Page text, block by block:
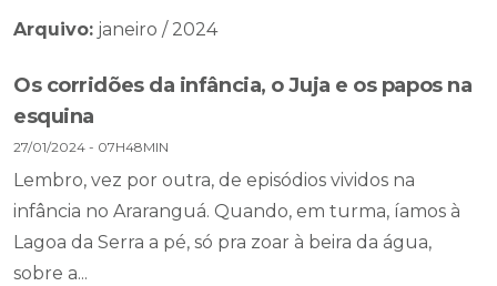
Arquivo: janeiro / 2024
Os corridões da infância, o Juja e os papos na
esquina
27/01/2024 - 07H48MIN
Lembro, vez por outra, de episódios vividos na
infância no Araranguá. Quando, em turma, íamos à
Lagoa da Serra a pé, só pra zoar à beira da água,
sobre a...